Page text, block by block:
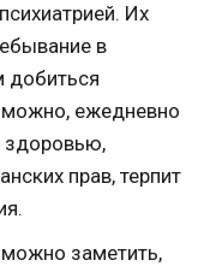
Их
в
добиться
ежедневно
здоровью,
прав, терпит
заметить,